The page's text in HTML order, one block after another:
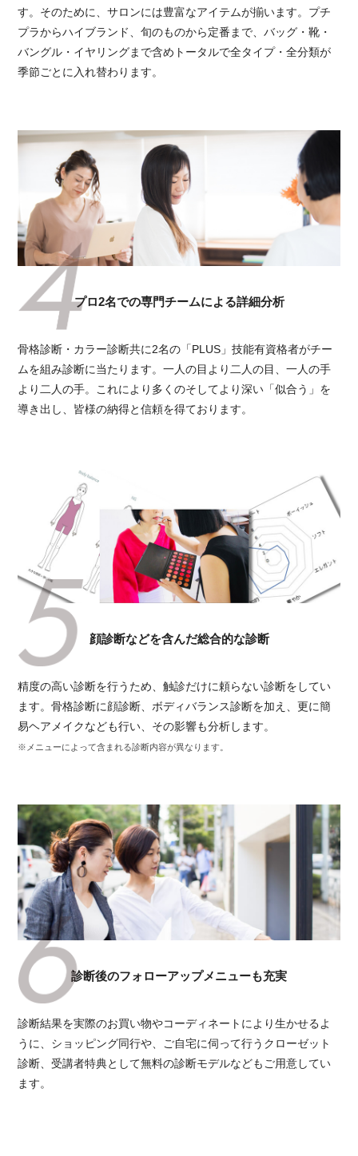
す。そのために、サロンには豊富なアイテムが揃います。プチ
プラからハイブランド、旬のものから定番まで、バッグ・靴・
バングル・イヤリングまで含めトータルで全タイプ・全分類が
季節ごとに入れ替わります。
プロ2名での専門チームによる詳細分析
骨格診断・カラー診断共に2名の「PLUS」技能有資格者がチー
ムを組み診断に当たります。一人の目より二人の目、一人の手
より二人の手。これにより多くのそしてより深い「似合う」を
導き出し、皆様の納得と信頼を得ております。
顔診断などを含んだ総合的な診断
精度の高い診断を行うため、触診だけに頼らない診断をしてい
ます。骨格診断に顔診断、ボディバランス診断を加え、更に簡
易ヘアメイクなども行い、その影響も分析します。
※メニューによって含まれる診断内容が異なります。
診断後のフォローアップメニューも充実
診断結果を実際のお買い物やコーディネートにより生かせるよ
うに、ショッピング同行や、ご自宅に伺って行うクローゼット
診断、受講者特典として無料の診断モデルなどもご用意してい
ます。